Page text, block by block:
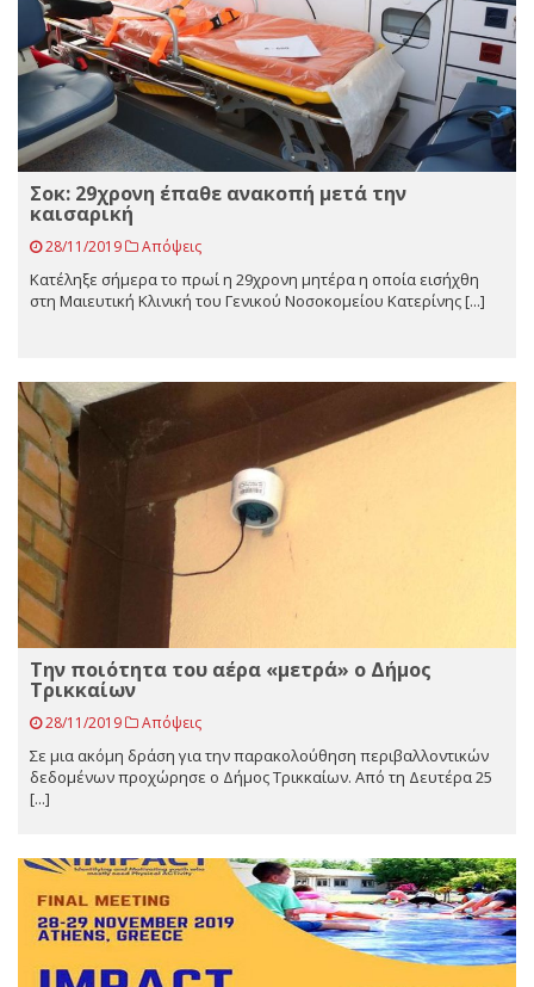
Σοκ: 29χρονη έπαθε ανακοπή μετά την
καισαρική
28/11/2019 Απόψεις
Κατέληξε σήμερα το πρωί η 29χρονη μητέρα η οποία εισήχθη
στη Μαιευτική Κλινική του Γενικού Νοσοκομείου Κατερίνης [...]
Την ποιότητα του αέρα «μετρά» ο Δήμος
Τρικκαίων
28/11/2019 Απόψεις
Σε μια ακόμη δράση για την παρακολούθηση περιβαλλοντικών
δεδομένων προχώρησε ο Δήμος Τρικκαίων. Από τη Δευτέρα 25
[...]